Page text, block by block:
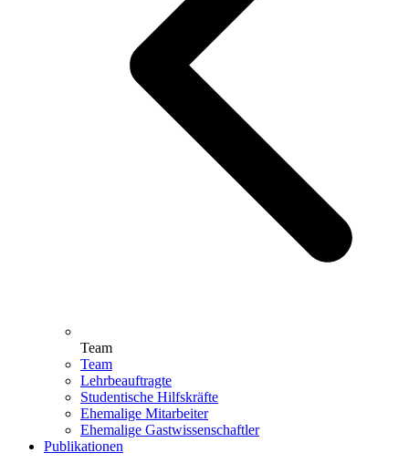
Team
Team
Lehrbeauftragte
Studentische Hilfskräfte
Ehemalige Mitarbeiter
Ehemalige Gastwissenschaftler
Publikationen